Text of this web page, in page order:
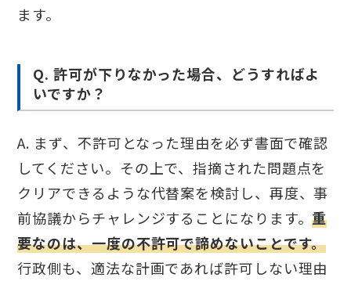
ます。
Q. 許可が下りなかった場合、どうすればよ
いですか？
A. まず、不許可となった理由を必ず書面で確認
してください。その上で、指摘された問題点を
クリアできるような代替案を検討し、再度、事
前協議からチャレンジすることになります。重
要なのは、一度の不許可で諦めないことです。
行政側も、適法な計画であれば許可しない理由